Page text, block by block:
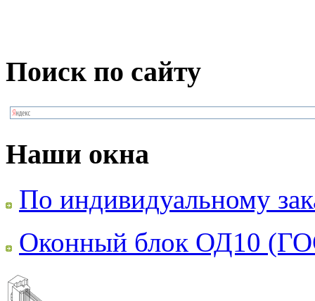
Поиск по сайту
Наши окна
По индивидуальному
Оконный блок ОД10